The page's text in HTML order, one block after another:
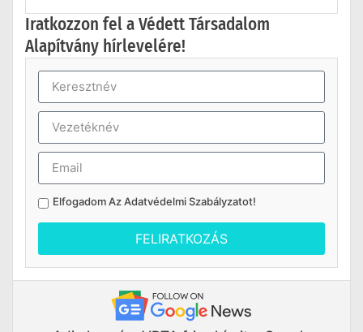
Iratkozzon fel a Védett Társadalom
Alapítvány hírlevelére!
Elfogadom AzAdatvédelmi Szabályzatot!
FELIRATKOZÁS